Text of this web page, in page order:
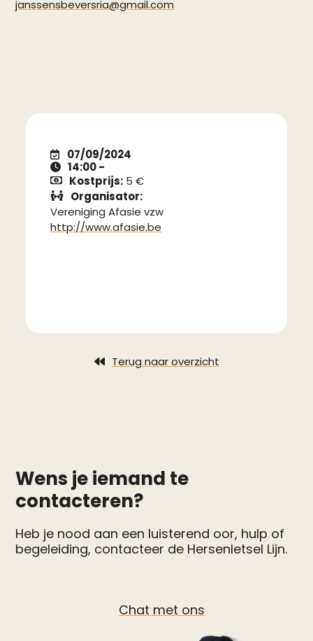
janssensbeversria@gmail.com
07/09/2024
14:00 -
Kostprijs: 5 €
Organisator:
Vereniging Afasie vzw
http://www.afasie.be
Terug naar overzicht
Wens je iemand te
contacteren?
Heb je nood aan een luisterend oor, hulp of
begeleiding, contacteer de Hersenletsel Lijn.
Chat met ons